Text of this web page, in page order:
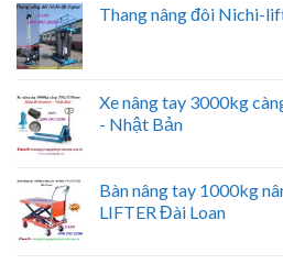
Thang nâng đôi Nichi-
Xe nâng tay 3000kg
- Nhật Bản
Bàn nâng tay 1000kg
LIFTER Đài Loan